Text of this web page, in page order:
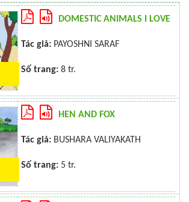
DOMESTIC ANIMALS I LOVE
Tác giả: PAYOSHNI SARAF
Số trang: 8 tr.
HEN AND FOX
Tác giả: BUSHARA VALIYAKATH
Số trang: 5 tr.